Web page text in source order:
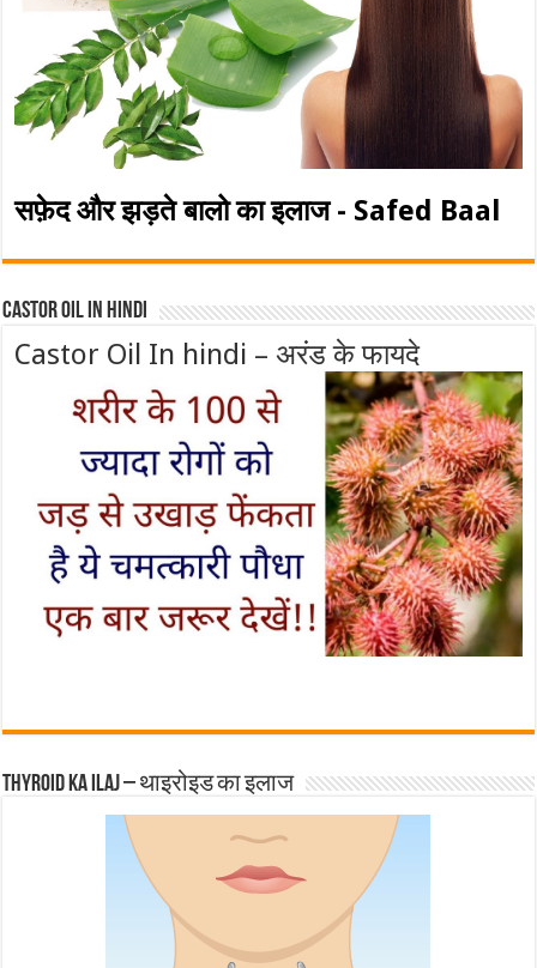
सफ़ेद और झड़ते बालो का इलाज - Safed Baal
Castor Oil In Hindi
Castor Oil In hindi – अरंड के फायदे
Thyroid ka ilaj – थाइरोइड का इलाज